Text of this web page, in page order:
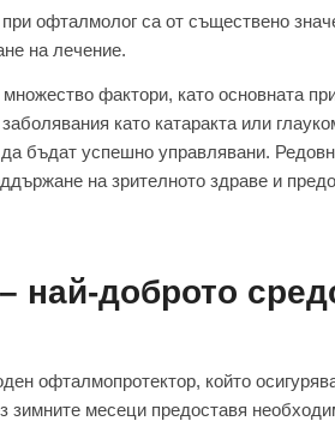
офталмолог са от съществено
на лечение.
фактори, като основната
като катаракта или
бъдат успешно управлявани.
на зрителното здраве и
най-доброто
офталмопротектор, който
месеци предоставя